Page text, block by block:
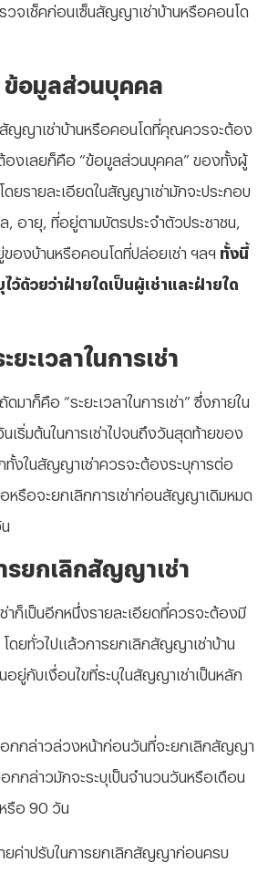
วจเช็คก่อนเซ็นสัญญาเช่าบ้านหรือคอนโด
ข้อมูลส่วนบุคคล
สัญญาเช่าบ้านหรือคอนโดที่คุณควรจะต้อง
องเลยก็คือ “ข้อมูลส่วนบุคคล” ของทั้งผู้
ดยรายละเอียดในสัญญาเช่ามักจะประกอบ
, อายุ, ที่อยู่ตามบัตรประจำตัวประชาชน,
ของบ้านหรือคอนโดที่ปล่อยเช่า ฯลฯ ทั้งนี้
ว้ด้วยว่าฝ่ายใดเป็นผู้เช่าและฝ่ายใด
ะยะเวลาในการเช่า
มาก็คือ “ระยะเวลาในการเช่า” ซึ่งภายใน
ริ่มต้นในการเช่าไปจนถึงวันสุดท้ายของ
กทั้งในสัญญาเช่าควรจะต้องระบุการต่อ
หรือจะยกเลิกการเช่าก่อนสัญญาเดิมหมด
รยกเลิกสัญญาเช่า
าก็เป็นอีกหนึ่งรายละเอียดที่ควรจะต้องมี
โดยทั่วไปแล้วการยกเลิกสัญญาเช่าบ้าน
อยู่กับเงื่อนไขที่ระบุในสัญญาเช่าเป็นหลัก
กกล่าวล่วงหน้าก่อนวันที่จะยกเลิกสัญญา
อกกล่าวมักจะระบุเป็นจำนวนวันหรือเดือน
รือ 90 วัน
ยค่าปรับในการยกเลิกสัญญาก่อนครบ